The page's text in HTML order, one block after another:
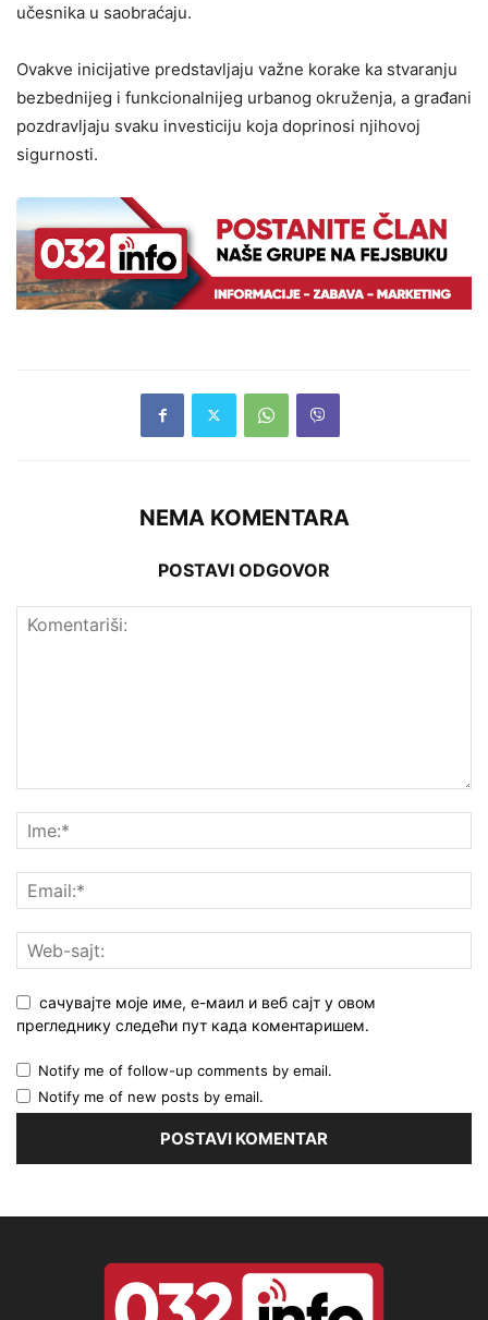
učesnika u saobraćaju.
Ovakve inicijative predstavljaju važne korake ka stvaranju
bezbednijeg i funkcionalnijeg urbanog okruženja, a građani
pozdravljaju svaku investiciju koja doprinosi njihovoj
sigurnosti.
NEMA KOMENTARA
POSTAVI ODGOVOR
сачувајте моје име, е-маил и веб сајт у овом
прегледнику следећи пут када коментаришем.
Notify me of follow-up comments by email.
Notify me of new posts by email.